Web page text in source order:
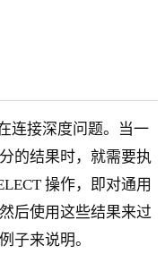
连接深度问题。当一
的结果时，就需要执
操作，即对通用
后使用这些结果来过
子来说明。